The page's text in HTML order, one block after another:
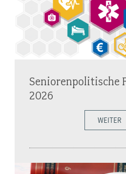
Seniorenpolitische
2026
WEITER